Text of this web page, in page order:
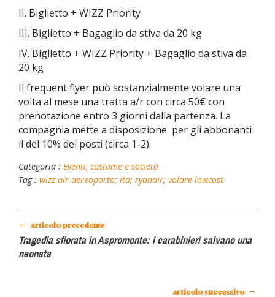
II. Biglietto + WIZZ Priority
III. Biglietto + Bagaglio da stiva da 20 kg
IV. Biglietto + WIZZ Priority + Bagaglio da stiva da
20 kg
Il frequent flyer può sostanzialmente volare una
volta al mese una tratta a/r con circa 50€ con
prenotazione entro 3 giorni dalla partenza. La
compagnia mette a disposizione per gli abbonanti
il del 10% dei posti (circa 1-2).
Categoria : Eventi, costume e società
Tag : wizz air aereoporto; ita; ryanair; volare lowcost
← articolo precedente
Tragedia sfiorata in Aspromonte: i carabinieri salvano una
neonata
articolo successivo →